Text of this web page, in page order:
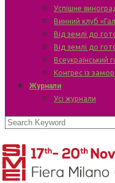
Успішне
Винний клуб
Від землі до
Від землі до
Всеукраїнський
Конгрес із
Журнали
Усі журнали